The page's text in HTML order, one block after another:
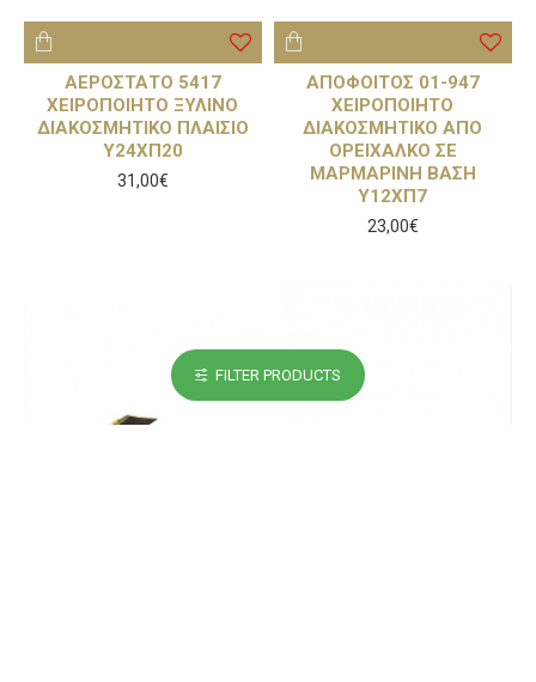
ΑΕΡΟΣΤΑΤΟ 5417
ΧΕΙΡΟΠΟΙΗΤΟ ΞΥΛΙΝΟ
ΔΙΑΚΟΣΜΗΤΙΚΟ ΠΛΑΙΣΙΟ
Υ24ΧΠ20
31,00€
ΑΠΟΦΟΙΤΟΣ 01-947
ΧΕΙΡΟΠΟΙΗΤΟ
ΔΙΑΚΟΣΜΗΤΙΚΟ ΑΠΟ
ΟΡΕΙΧΑΛΚΟ ΣΕ
ΜΑΡΜΑΡΙΝΗ ΒΑΣΗ
Υ12ΧΠ7
23,00€
FILTER PRODUCTS